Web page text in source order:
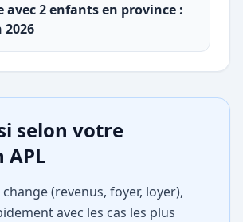
avec 2 enfants en province :
selon votre
(revenus, foyer, loyer),
avec les cas les plus